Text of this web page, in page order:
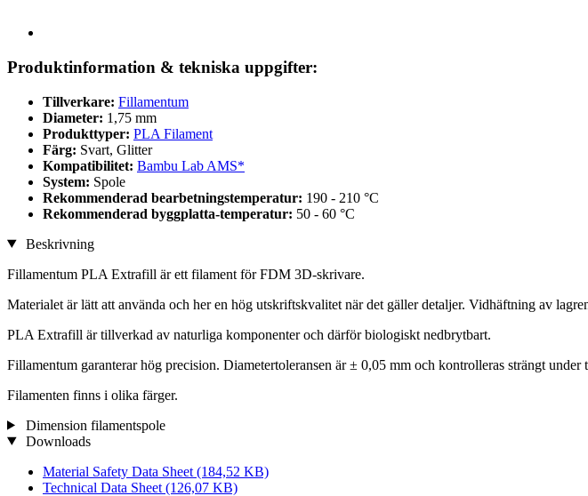
Produktinformation & tekniska uppgifter:
Tillverkare: Fillamentum
Diameter: 1,75 mm
Produkttyper: PLA Filament
Färg: Svart, Glitter
Kompatibilitet: Bambu Lab AMS*
System: Spole
Rekommenderad bearbetningstemperatur: 190 - 210 °C
Rekommenderad byggplatta-temperatur: 50 - 60 °C
Beskrivning
Fillamentum PLA Extrafill är ett filament för FDM 3D-skrivare.
Materialet är lätt att använda och her en hög utskriftskvalitet när det gäller detaljer. Vidhäftning av
PLA Extrafill är tillverkad av naturliga komponenter och därför biologiskt nedbrytbart.
Fillamentum garanterar hög precision. Diametertoleransen är ± 0,05 mm och kontrolleras strängt under
Filamenten finns i olika färger.
Dimension filamentspole
Downloads
Material Safety Data Sheet (184,52 KB)
Technical Data Sheet (126,07 KB)